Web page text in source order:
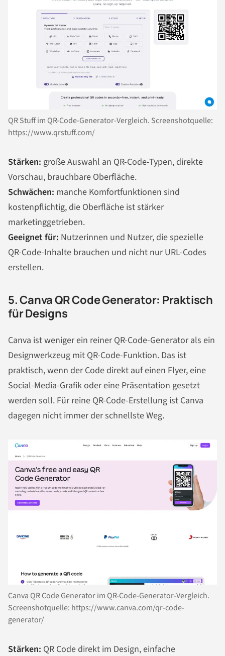
QR Stuff im QR-Code-Generator-Vergleich. Screenshotquelle:
https://www.qrstuff.com/
Stärken: große Auswahl an QR-Code-Typen, direkte
Vorschau, brauchbare Oberfläche.
Schwächen: manche Komfortfunktionen sind
kostenpflichtig, die Oberfläche ist stärker
marketinggetrieben.
Geeignet für: Nutzerinnen und Nutzer, die spezielle
QR-Code-Inhalte brauchen und nicht nur URL-Codes
erstellen.
5. Canva QR Code Generator: Praktisch
für Designs
Canva ist weniger ein reiner QR-Code-Generator als ein
Designwerkzeug mit QR-Code-Funktion. Das ist
praktisch, wenn der Code direkt auf einen Flyer, eine
Social-Media-Grafik oder eine Präsentation gesetzt
werden soll. Für reine QR-Code-Erstellung ist Canva
dagegen nicht immer der schnellste Weg.
Canva QR Code Generator im QR-Code-Generator-Vergleich.
Screenshotquelle: https://www.canva.com/qr-code-
generator/
Stärken: QR Code direkt im Design, einfache